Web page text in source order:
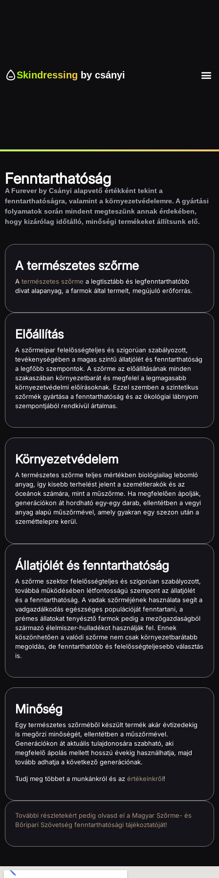
Skindressing by csányi
Fenntarthatóság
A Furever by Csányi alapvető értékként tekint a
fenntarthatóságra, valamint a környezetvédelemre. A gyártási
folyamatok során mindent megteszünk annak érdekében,
hogy kizárólag időtálló, minőségi termékeket állítsunk elő.
A természetes szőrme
A természetes szőrme a legtisztább és legfenntarthatóbb
divat alapanyag, a farmok által termelt, megújuló erőforrás.
Előállítás
A szőrmeipar felelősségteljes és szigorúan szabályozott,
tevékenységében a magas szintű állatjólét és fenntarthatóság
a legfőbb szempontok. A szőrme az előállításának minden
szakaszában környezetbarát és megfelel a legmagasabb
környezetvédelmi előírásoknak. Ezzel szemben a szintetikus
szőrmék gyártása a fenntarthatóság és az ökológiai lábnyom
szempontjából rendkívül ártalmas.
Környezetvédelem
A természetes szőrme teljes mértékben biológiailag lebomló
anyag, így kisebb terhelést jelent a szemétlerakók és az
óceánok számára, mint a műszőrme. Ha megfelelően ápolják,
generációkon át hordható egy-egy darab, ellentétben a vegyi
anyag alapú műszőrmével, amely gyakran egy szezon után a
szeméttelepre kerül.
Állatjólét és fenntarthatóság
A szőrme szektor felelősségteljes és szigorúan szabályozott,
továbbá működésében létfontosságú szempont az állatjólét
és a fenntarthatóság. A vadak szőrméjének használata segít a
vadgazdálkodás egészséges populációját fenntartani, a
prémes állatokat tenyésztő farmok pedig a mezőgazdaságból
származó élelmiszer-hulladékot használják fel. Ennek
köszönhetően a valódi szőrme nem csak környezetbarátabb
megoldás, de fenntarthatóbb és ​​felelősségteljesebb választás
is.
Minőség
Egy természetes szőrméből készült termék akár évtizedekig
is megőrzi minőségét, ellentétben a műszőrmével.
Generációkon át aktuális tulajdonosára szabható, aki
megfelelő ápolás mellett hosszú évekig használhatja, majd
tovább adhatja a következő generációnak.
Tudj meg többet a munkánkról és az értékeinkről!
További részletekért pedig olvasd el a Magyar Szőrme- és
Bőripari Szövetség fenntarthatósági tájékoztatóját!